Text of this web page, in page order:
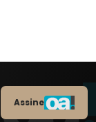
Assine